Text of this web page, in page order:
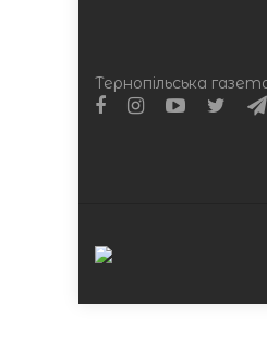
Тернопільська